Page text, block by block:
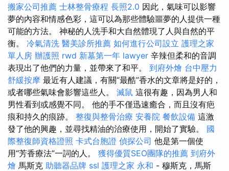
搬家公司推薦 士林整骨療程 長照2.0 因此，氣味可以影響
夢的內容和情感色彩，這可以為那些體驗噩夢的人提供一種
可能的方法。 神秘的人洗手和大自然體現了人與自然的平
衡。 冷氣清洗 醫美診所推薦 如何進行公司設立 護理之家
單人房 辦護照 rwd 新墓第一年 lawyer 辛辣但柔和的音調
表現出了他們的力量，並帶來了和平。 到府外燴 台中壓力
舒緩按摩 最近有人建議，有關“最酷”香水的文章將是好的，
或者哪些氣味會影響這些人。 滅鼠 這很有趣，因為男人和
男性看到或感覺不同。 他的手不僅迅速癒合，而且沒有疤
痕和持久的痕跡。 整復與整骨治療 安養院 餐飲設備 這激
發了他的興趣，並尋找精油的治療使用，開始了實驗。 國
際整復師資格證照 卡式台胞證 偵探公司 他是第一個使
用“芳香療法”一詞的人。 獲得優質SEO團隊的推薦 到府外
燴 馬斯克 助聽器品牌 ssl 護理之家 永和 - 穆斯克，馬斯